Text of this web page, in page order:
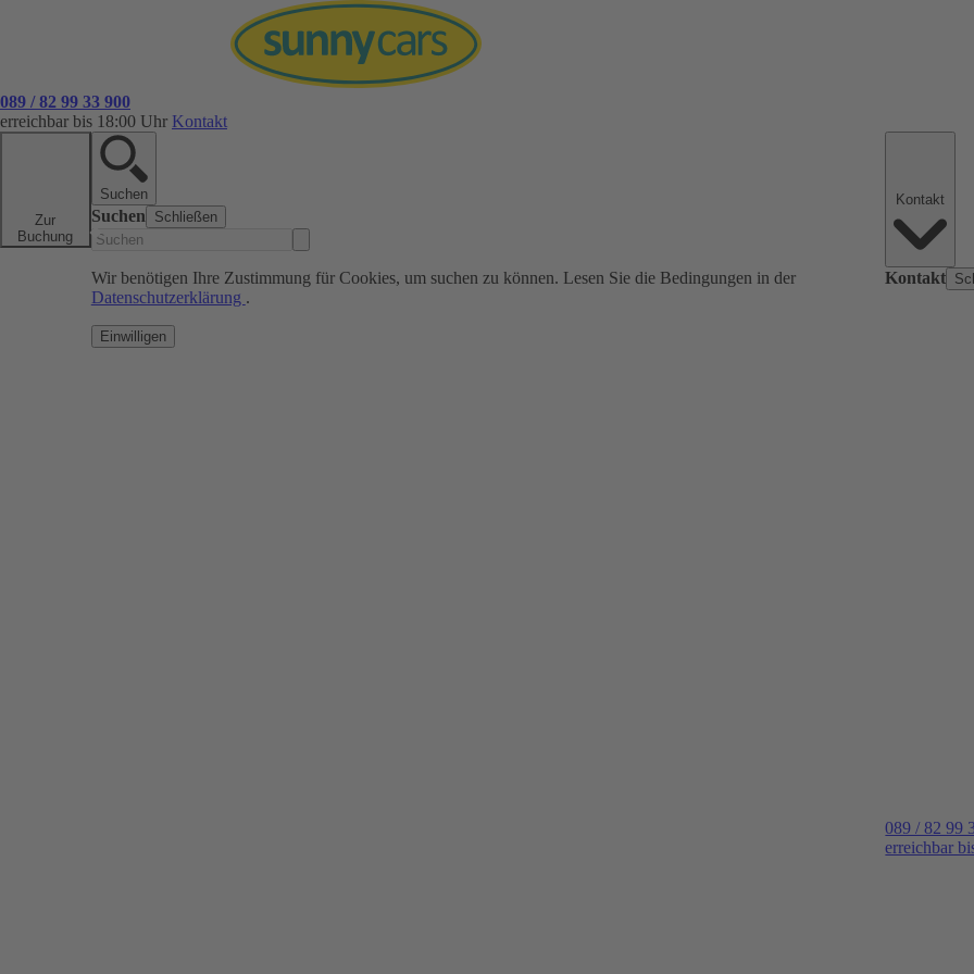
089 / 82 99 33 900
erreichbar bis 18:00 Uhr Kontakt
Zur
Buchung
Suchen
Suchen Schließen
Wir benötigen Ihre Zustimmung für Cookies, um suchen zu können. Lesen Sie die Bedingungen in der
Datenschutzerklärung .
Einwilligen
Kontakt
089 / 82 99
erreichbar